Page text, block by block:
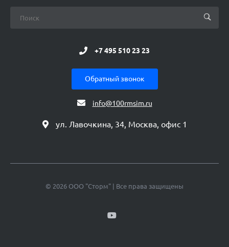
+7 495 510 23 23
Обратный звонок
info@100rmsim.ru
ул. Лавочкина, 34, Москва, офис 1
© 2026 ООО "Сторм" | Все права защищены